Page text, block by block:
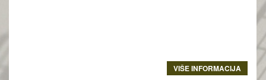
VIŠE INFORMACIJA